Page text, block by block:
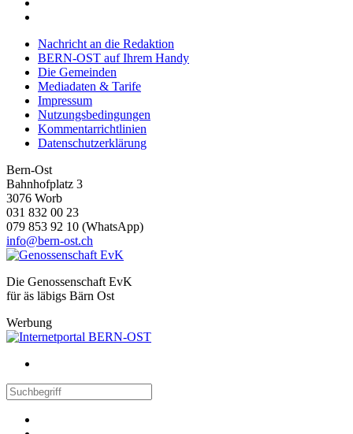
Verwendung unserer Website an unsere Partner für
soziale Medien, Werbung und Analysen weiter. Unsere
Partner führen diese Informationen möglicherweise mit
weiteren Daten zusammen, die Sie ihnen bereitgestellt
haben oder die sie im Rahmen Ihrer Nutzung der Dienste
gesammelt haben.
Nachricht an die Redaktion
BERN-OST auf Ihrem Handy
Die Gemeinden
Mediadaten & Tarife
Impressum
Nutzungsbedingungen
Kommentarrichtlinien
Datenschutzerklärung
Bern-Ost
Bahnhofplatz 3
3076 Worb
031 832 00 23
079 853 92 10 (WhatsApp)
info@bern-ost.ch
Die Genossenschaft EvK
für äs läbigs Bärn Ost
Werbung